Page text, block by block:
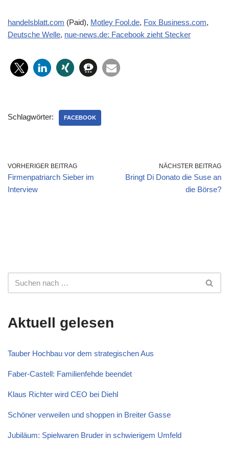
handelsblatt.com (Paid), Motley Fool.de, Fox Business.com,
Deutsche Welle, nue-news.de: Facebook zieht Stecker
Schlagwörter: FACEBOOK
VORHERIGER BEITRAG
Firmenpatriarch Sieber im
Interview
NÄCHSTER BEITRAG
Bringt Di Donato die Suse an
die Börse?
Aktuell gelesen
Tauber Hochbau vor dem strategischen Aus
Faber-Castell: Familienfehde beendet
Klaus Richter wird CEO bei Diehl
Schöner verweilen und shoppen in Breiter Gasse
Jubiläum: Spielwaren Bruder in schwierigem Umfeld